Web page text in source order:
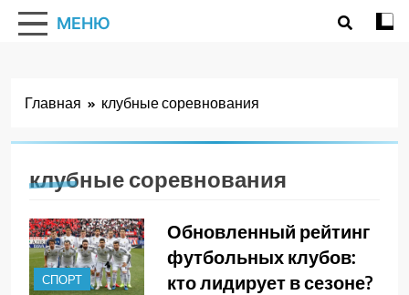
МЕНЮ
Главная клубные соревнования
клубные соревнования
СПОРТ
Обновленный рейтинг
футбольных клубов:
кто лидирует в сезоне?